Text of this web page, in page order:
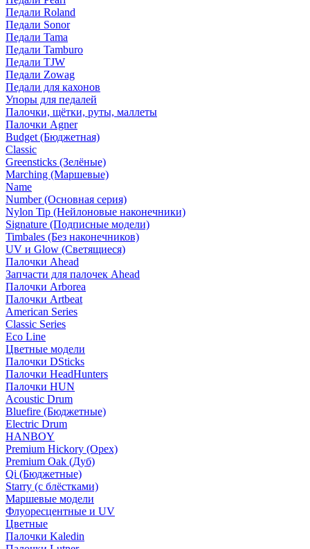
Педали Roland
Педали Sonor
Педали Tama
Педали Tamburo
Педали TJW
Педали Zowag
Педали для кахонов
Упоры для педалей
Палочки, щётки, руты, маллеты
Палочки Agner
Budget (Бюджетная)
Classic
Greensticks (Зелёные)
Marching (Маршевые)
Name
Number (Основная серия)
Nylon Tip (Нейлоновые наконечники)
Signature (Подписные модели)
Timbales (Без наконечников)
UV и Glow (Светящиеся)
Палочки Ahead
Запчасти для палочек Ahead
Палочки Arborea
Палочки Artbeat
American Series
Classic Series
Eco Line
Цветные модели
Палочки DSticks
Палочки HeadHunters
Палочки HUN
Acoustic Drum
Bluefire (Бюджетные)
Electric Drum
HANBOY
Premium Hickory (Орех)
Premium Oak (Дуб)
Qi (Бюджетные)
Starry (с блёстками)
Маршевые модели
Флуоресцентные и UV
Цветные
Палочки Kaledin